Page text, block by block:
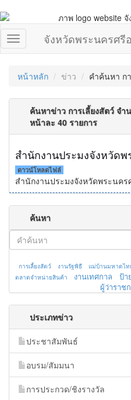
จังหวัดพระนครศรี
หน้าหลัก ข่าว คำค้นหา ก
ค้นหาข่าว การเลี้ยงสัตว์ จำ
หน้าละ 40 รายการ
ดาวน์โหลดไฟล์
สำนักงานประมงจังหวัดพระนคร
ค้นหา
การเลี้ยงสัตว์ งานรัฐพิธี แม่บ้านมหาดไท
ตลาดจำหน่ายสินค้า งานเทศกาล ป้า
ผู้ว่าราช
ประเภทข่าว
ประชาสัมพันธ์
อบรม/สัมมนา
การประกวด/ชิงรางวัล